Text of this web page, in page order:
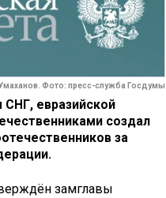
Фото: пресс-служба Госдумы
евразийской
создал
за
замглавы